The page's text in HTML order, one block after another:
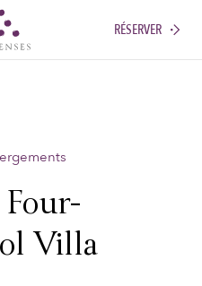
RÉSERVER
Villa